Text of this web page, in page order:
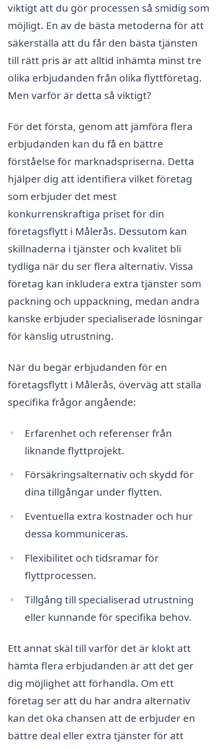
viktigt att du gör processen så smidig som
möjligt. En av de bästa metoderna för att
säkerställa att du får den bästa tjänsten
till rätt pris är att alltid inhämta minst tre
olika erbjudanden från olika flyttföretag.
Men varför är detta så viktigt?
För det första, genom att jämföra flera
erbjudanden kan du få en bättre
förståelse för marknadspriserna. Detta
hjälper dig att identifiera vilket företag
som erbjuder det mest
konkurrenskraftiga priset för din
företagsflytt i Målerås. Dessutom kan
skillnaderna i tjänster och kvalitet bli
tydliga när du ser flera alternativ. Vissa
företag kan inkludera extra tjänster som
packning och uppackning, medan andra
kanske erbjuder specialiserade lösningar
för känslig utrustning.
När du begär erbjudanden för en
företagsflytt i Målerås, överväg att ställa
specifika frågor angående:
Erfarenhet och referenser från
liknande flyttprojekt.
Försäkringsalternativ och skydd för
dina tillgångar under flytten.
Eventuella extra kostnader och hur
dessa kommuniceras.
Flexibilitet och tidsramar för
flyttprocessen.
Tillgång till specialiserad utrustning
eller kunnande för specifika behov.
Ett annat skäl till varför det är klokt att
hämta flera erbjudanden är att det ger
dig möjlighet att förhandla. Om ett
företag ser att du har andra alternativ
kan det öka chansen att de erbjuder en
bättre deal eller extra tjänster för att